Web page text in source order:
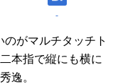
-
がマルチタッチト
本指で縦にも横に
逸。